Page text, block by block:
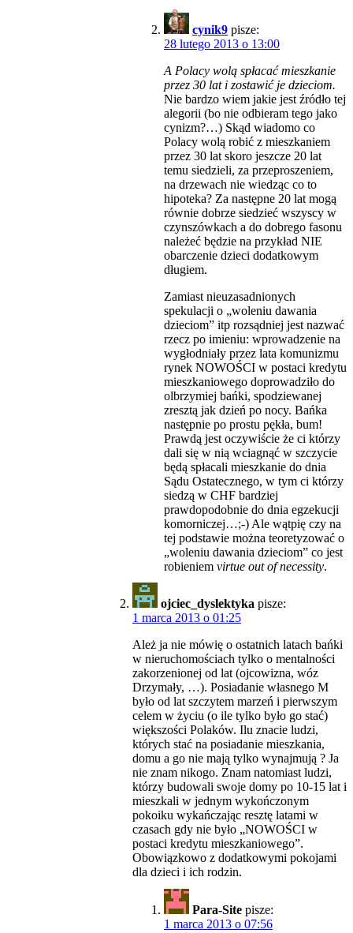
cynik9 pisze:
28 lutego 2013 o 13:00
A Polacy wolą spłacać mieszkanie
przez 30 lat i zostawić je dzieciom.
Nie bardzo wiem jakie jest źródło tej
alegorii (bo nie odbieram tego jako
cynizm?…) Skąd wiadomo co
Polacy wolą robić z mieszkaniem
przez 30 lat skoro jeszcze 20 lat
temu siedzieli, za przeproszeniem,
na drzewach nie wiedząc co to
hipoteka? Za następne 20 lat mogą
równie dobrze siedzieć wszyscy w
czynszówkach a do dobrego fasonu
należeć będzie na przykład NIE
obarczenie dzieci dodatkowym
długiem.
Zamiast nieuzasadnionych
spekulacji o „woleniu dawania
dzieciom” itp rozsądniej jest nazwać
rzecz po imieniu: wprowadzenie na
wygłodniały przez lata komunizmu
rynek NOWOŚCI w postaci kredytu
mieszkaniowego doprowadziło do
olbrzymiej bańki, spodziewanej
zresztą jak dzień po nocy. Bańka
następnie po prostu pękła, bum!
Prawdą jest oczywiście że ci którzy
dali się w nią wciagnąć w szczycie
będą spłacali mieszkanie do dnia
Sądu Ostatecznego, w tym ci którzy
siedzą w CHF bardziej
prawdopodobnie do dnia egzekucji
komorniczej…;-) Ale wątpię czy na
tej podstawie można teoretyzować o
„woleniu dawania dzieciom” co jest
robieniem virtue out of necessity.
ojciec_dyslektyka pisze:
1 marca 2013 o 01:25
Ależ ja nie mówię o ostatnich latach bańki
w nieruchomościach tylko o mentalności
zakorzenionej od lat (ojcowizna, wóz
Drzymały, …). Posiadanie własnego M
było od lat szczytem marzeń i pierwszym
celem w życiu (o ile tylko było go stać)
większości Polaków. Ilu znacie ludzi,
których stać na posiadanie mieszkania,
domu a go nie mają tylko wynajmują ? Ja
nie znam nikogo. Znam natomiast ludzi,
którzy budowali swoje domy po 10-15 lat i
mieszkali w jednym wykończonym
pokoiku wykańczając resztę latami w
czasach gdy nie było „NOWOŚCI w
postaci kredytu mieszkaniowego”.
Obowiązkowo z dodatkowymi pokojami
dla dzieci i ich rodzin.
Para-Site pisze:
1 marca 2013 o 07:56